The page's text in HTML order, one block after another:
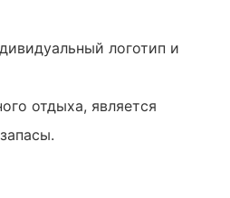
логотип и
отдыха, является